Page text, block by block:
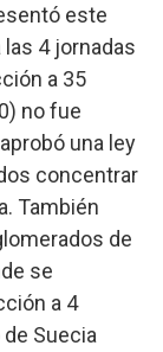
este
4 jornadas
a 35
no fue
una ley
concentrar
También
de
se
a 4
Suecia